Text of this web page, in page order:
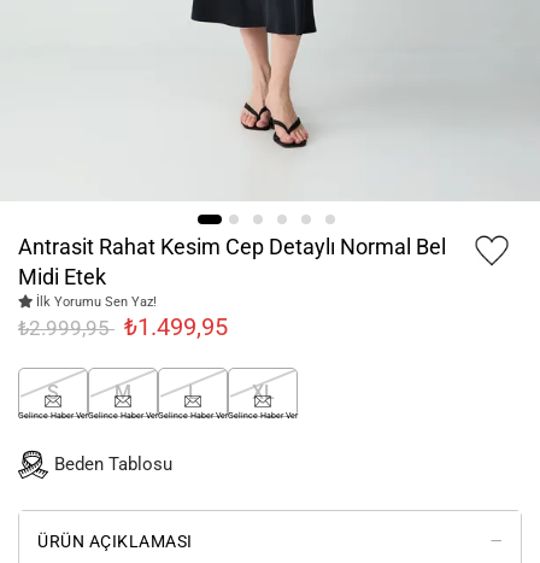
Antrasit Rahat Kesim Cep Detaylı Normal Bel
Midi Etek
İlk Yorumu Sen Yaz!
₺2.999,95 ₺1.499,95
S
Gelince Haber Ver
M
Gelince Haber Ver
L
Gelince Haber Ver
XL
Gelince Haber Ver
Beden Tablosu
ÜRÜN AÇIKLAMASI